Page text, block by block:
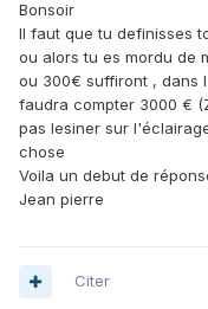
Bonsoir
Il faut que tu definisses
ou alors tu es mordu de
ou 300€ suffiront , dans
faudra compter 3000 €
pas lesiner sur
chose
Voila un debut de
Jean pierre
Citer